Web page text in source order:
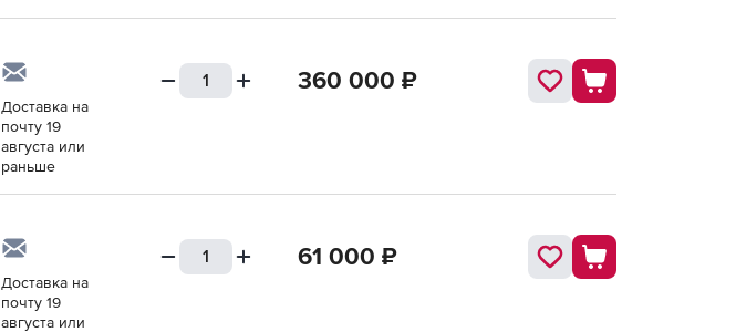
Доставка на
почту 19
августа или
раньше
360 000 ₽
Доставка на
почту 19
августа или
61 000 ₽